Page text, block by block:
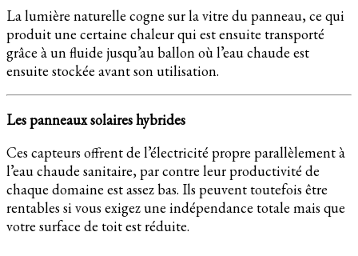
La lumière naturelle cogne sur la vitre du panneau, ce qui
produit une certaine chaleur qui est ensuite transporté
grâce à un fluide jusqu’au ballon où l’eau chaude est
ensuite stockée avant son utilisation.
Les panneaux solaires hybrides
Ces capteurs offrent de l’électricité propre parallèlement à
l’eau chaude sanitaire, par contre leur productivité de
chaque domaine est assez bas. Ils peuvent toutefois être
rentables si vous exigez une indépendance totale mais que
votre surface de toit est réduite.